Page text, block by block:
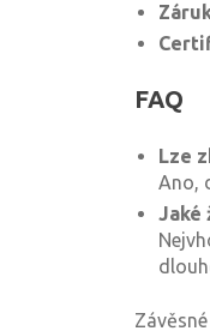
FAQ
Lze
Ano,
Jaké